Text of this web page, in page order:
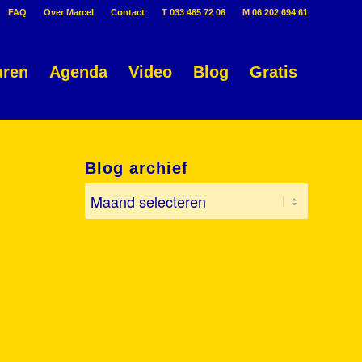
FAQ Over Marcel Contact T 033 465 72 06 M 06 202 694 61
Agenda Video Blog Gratis
Blog archief